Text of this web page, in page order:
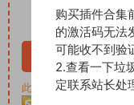
此资源购买后30天内
购买插件合集
的激活码无法
可能收不到验
2.查看一下垃
定联系站长处